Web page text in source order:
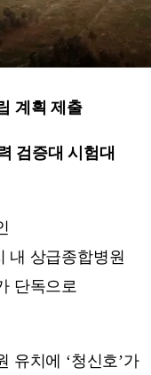
계획 제출
검증대 시험대
내 상급종합병원
단독으로
유치에 ‘청신호’가